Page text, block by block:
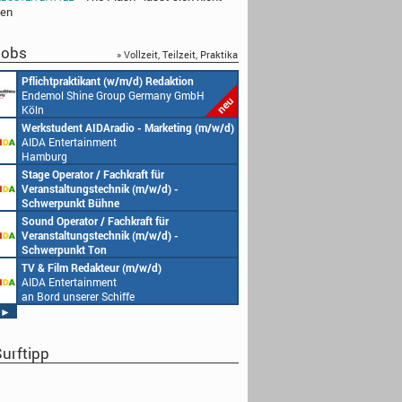
» Vollzeit, Teilzeit, Praktika
Redakteur (w/m/d) oder Jungredakteur
(w/m/d)
Endemol Shine Group Germany GmbH
Köln
Senior Video Producer/ 1st TV Operator
(m/w/d)
AIDA Entertainment
an Bord unserer Schiffe
Studentische Aushilfe (w/m/d) – YouTube
Endemol Shine Group Germany GmbH
Köln
Redaktionsleitung (w/m/d)
Endemol Shine Group Germany GmbH
Köln
Producer (w/m/d)
Endemol Shine Group Germany GmbH
Köln
►